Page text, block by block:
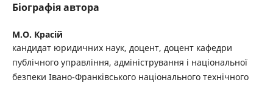
Біографія автора
М.О. Красій
кандидат юридичних наук, доцент, доцент кафедри
публічного управління, адміністрування і національної
безпеки Івано-Франківського національного технічного